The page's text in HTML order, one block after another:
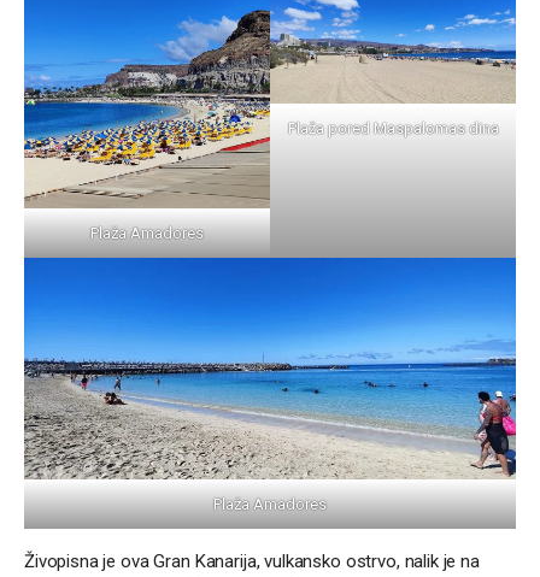
Plaža Amadores
Plaža pored Maspalomas dina
Plaža Amadores
Živopisna je ova Gran Kanarija, vulkansko ostrvo, nalik je na